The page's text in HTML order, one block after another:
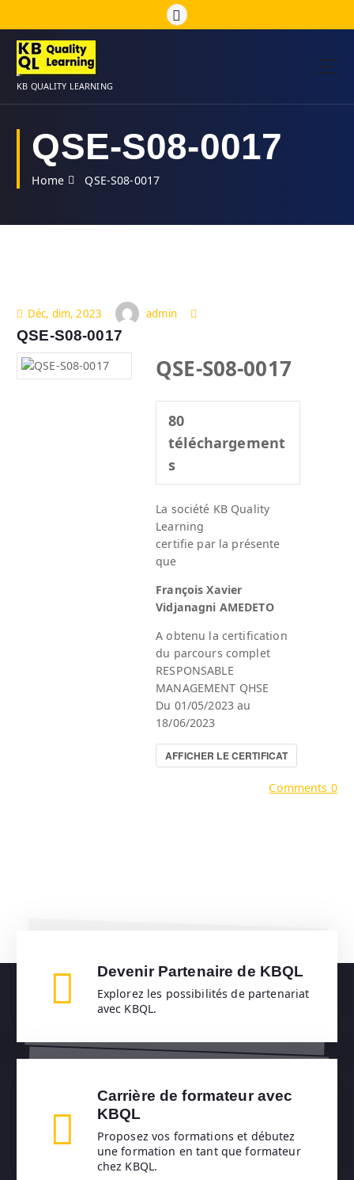
KB QUALITY LEARNING
QSE-S08-0017
Home QSE-S08-0017
Déc, dim, 2023 admin
QSE-S08-0017
QSE-S08-0017
80
téléchargement
s
La société KB Quality
Learning
certifie par la présente
que
François Xavier
Vidjanagni AMEDETO
A obtenu la certification
du parcours complet
RESPONSABLE
MANAGEMENT QHSE
Du 01/05/2023 au
18/06/2023
AFFICHER LE CERTIFICAT
Comments 0
Devenir Partenaire de KBQL
Explorez les possibilités de partenariat
avec KBQL.
Carrière de formateur avec
KBQL
Proposez vos formations et débutez
une formation en tant que formateur
chez KBQL.